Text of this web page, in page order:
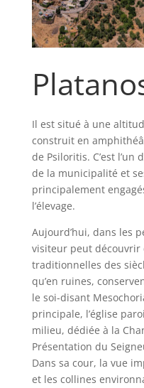
Il est situé à une
construit en
de Psiloritis. C’est
de la municipalité et
principalement
l’élevage.
Aujourd’hui, dans les
visiteur peut découvrir
traditionnelles des
qu’en ruines,
le soi-disant
principale, l’église
milieu, dédiée à la
Présentation du
Dans sa cour, la vue
et les collines